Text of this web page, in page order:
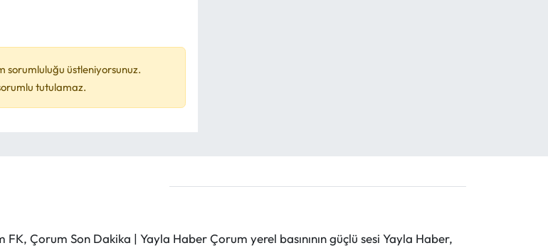
sorumluluğu üstleniyorsunuz.
tutulamaz.
Çorum Son Dakika | Yayla Haber Çorum yerel basınının güçlü sesi Yayla Haber,